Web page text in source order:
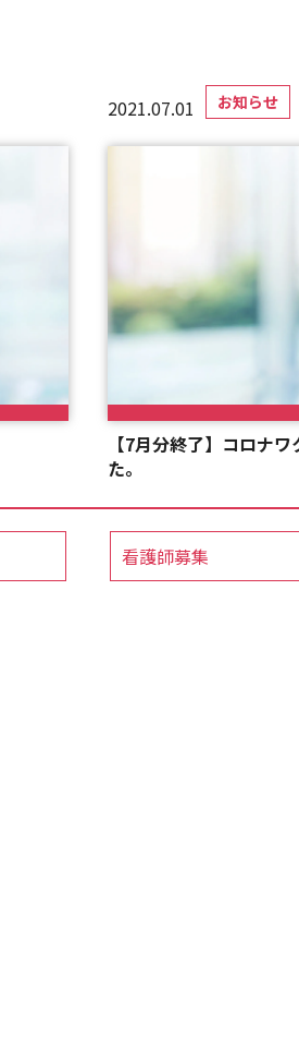
2021.07.01 お知らせ
【7月分終了】コロナ
た。
看護師募集